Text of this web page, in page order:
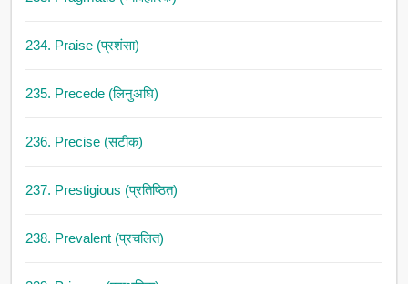
234. Praise (प्रशंसा)
235. Precede (लिनुअघि)
236. Precise (सटीक)
237. Prestigious (प्रतिष्ठित)
238. Prevalent (प्रचलित)